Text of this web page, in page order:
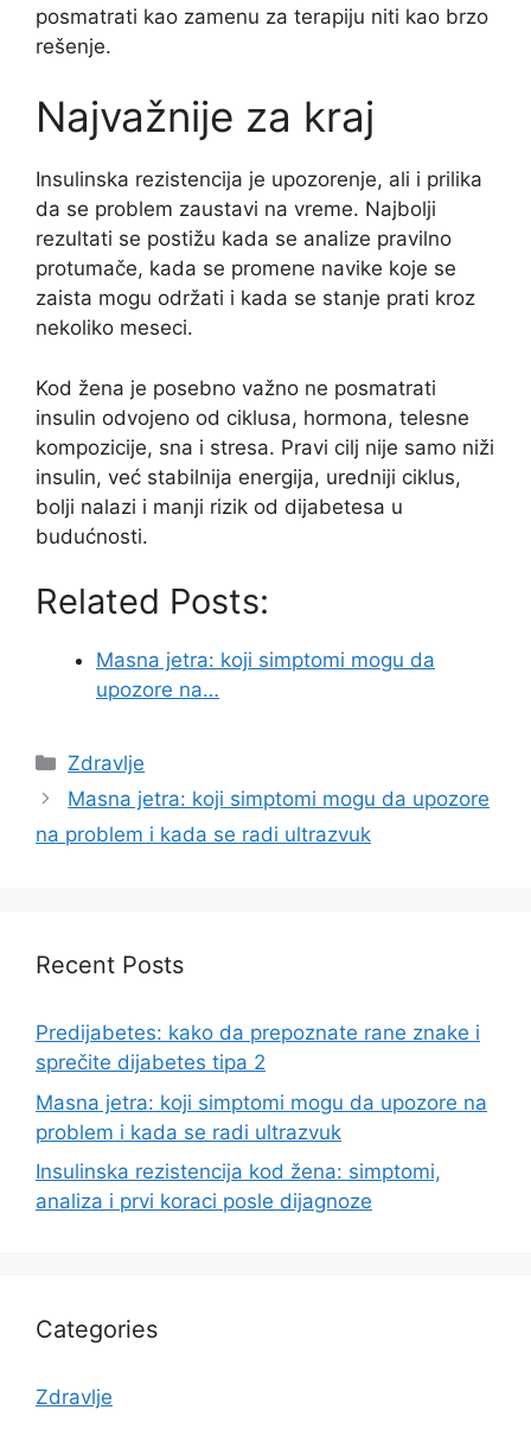
posmatrati kao zamenu za terapiju niti kao brzo
rešenje.
Najvažnije za kraj
Insulinska rezistencija je upozorenje, ali i prilika
da se problem zaustavi na vreme. Najbolji
rezultati se postižu kada se analize pravilno
protumače, kada se promene navike koje se
zaista mogu održati i kada se stanje prati kroz
nekoliko meseci.
Kod žena je posebno važno ne posmatrati
insulin odvojeno od ciklusa, hormona, telesne
kompozicije, sna i stresa. Pravi cilj nije samo niži
insulin, već stabilnija energija, uredniji ciklus,
bolji nalazi i manji rizik od dijabetesa u
budućnosti.
Related Posts:
Masna jetra: koji simptomi mogu da
upozore na…
Categories
Zdravlje
Masna jetra: koji simptomi mogu da upozore
na problem i kada se radi ultrazvuk
Recent Posts
Predijabetes: kako da prepoznate rane znake i
sprečite dijabetes tipa 2
Masna jetra: koji simptomi mogu da upozore na
problem i kada se radi ultrazvuk
Insulinska rezistencija kod žena: simptomi,
analiza i prvi koraci posle dijagnoze
Categories
Zdravlje